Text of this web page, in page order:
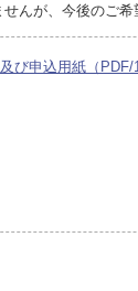
んが、今後のご希
び申込用紙（PDF/